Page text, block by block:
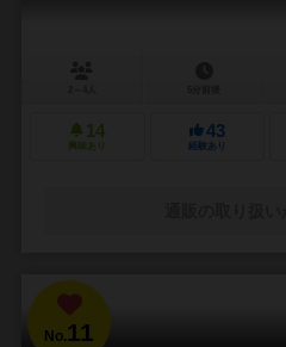
14
興味あり
43
経験あり
No.11